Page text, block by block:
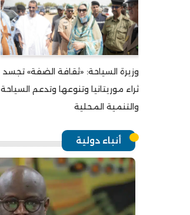
وزيرة السياحة: «ثقافة الضفة» تجسد
ثراء موريتانيا وتنوعها وتدعم السياحة
والتنمية المحلية
أنباء دولية